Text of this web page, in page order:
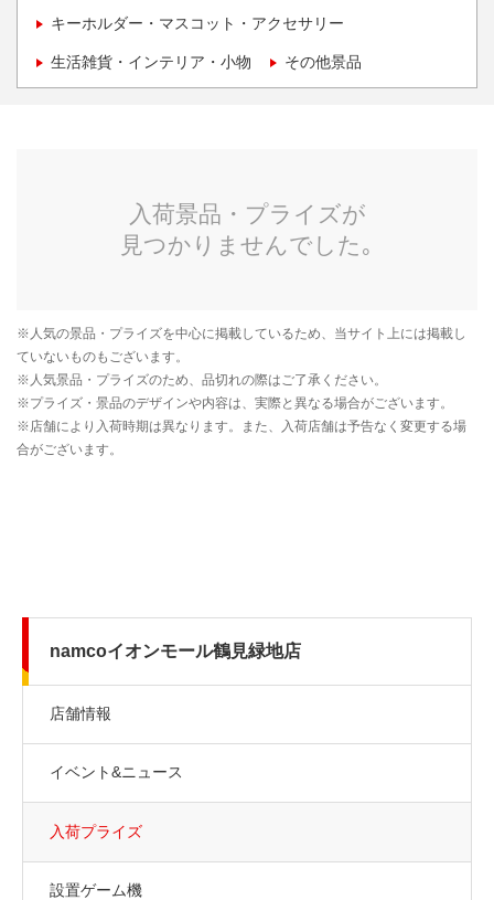
キーホルダー・マスコット・アクセサリー
生活雑貨・インテリア・小物 その他景品
namcoイオンモール鶴見緑地店
店舗情報
イベント&ニュース
入荷プライズ
設置ゲーム機